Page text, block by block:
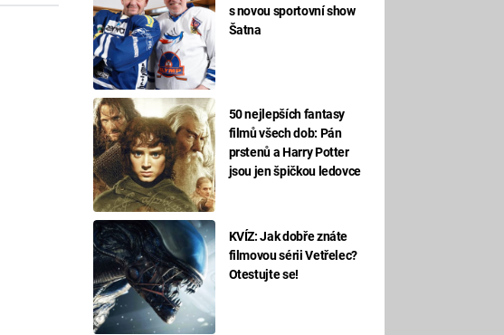
s novou sportovní show
Šatna
50 nejlepších fantasy
filmů všech dob: Pán
prstenů a Harry Potter
jsou jen špičkou ledovce
KVÍZ: Jak dobře znáte
filmovou sérii Vetřelec?
Otestujte se!